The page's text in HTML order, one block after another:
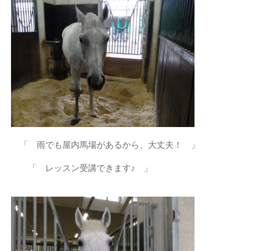
「 雨でも屋内馬場があるから、大丈夫！ 」
「 レッスン受講できます♪ 」